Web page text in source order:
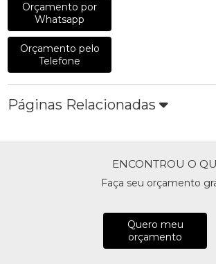
Orçamento por
Whatsapp
Orçamento pelo
Telefone
Páginas Relacionadas
ENCONTROU O
Faça seu orçamento
Quero meu
orçamento